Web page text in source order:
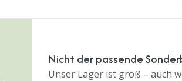
Nicht der passende
Unser Lager ist groß – auch